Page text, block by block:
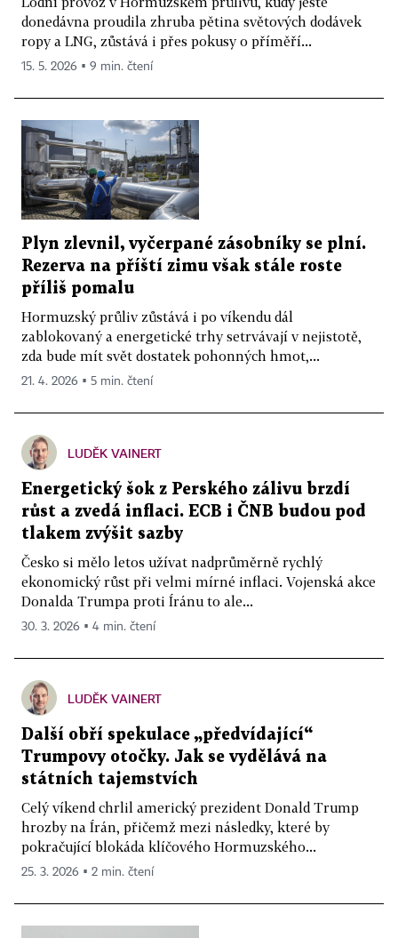
donedávna proudila zhruba pětina světových dodávek
ropy a LNG, zůstává i přes pokusy o příměří...
15. 5. 2026 ▪ 9 min. čtení
Plyn zlevnil, vyčerpané zásobníky se plní.
Rezerva na příští zimu však stále roste
příliš pomalu
Hormuzský průliv zůstává i po víkendu dál
zablokovaný a energetické trhy setrvávají v nejistotě,
zda bude mít svět dostatek pohonných hmot,...
21. 4. 2026 ▪ 5 min. čtení
LUDĚK VAINERT
Energetický šok z Perského zálivu brzdí
růst a zvedá inflaci. ECB i ČNB budou pod
tlakem zvýšit sazby
Česko si mělo letos užívat nadprůměrně rychlý
ekonomický růst při velmi mírné inflaci. Vojenská akce
Donalda Trumpa proti Íránu to ale...
30. 3. 2026 ▪ 4 min. čtení
LUDĚK VAINERT
Další obří spekulace „předvídající“
Trumpovy otočky. Jak se vydělává na
státních tajemstvích
Celý víkend chrlil americký prezident Donald Trump
hrozby na Írán, přičemž mezi následky, které by
pokračující blokáda klíčového Hormuzského...
25. 3. 2026 ▪ 2 min. čtení